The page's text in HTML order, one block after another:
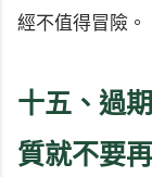
經不值得冒險。
十五、過
質就不要